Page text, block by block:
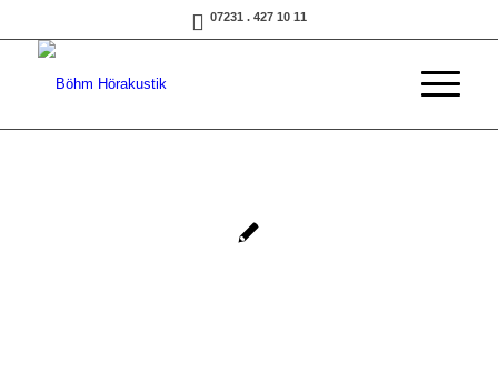
07231 . 427 10 11